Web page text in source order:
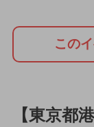
この
【東京都